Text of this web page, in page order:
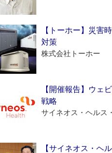
【トーホー】災害
対策
株式会社トーホー
【開催報告】ウェ
戦略
サイネオス・ヘルス
【サイネオス・ヘ